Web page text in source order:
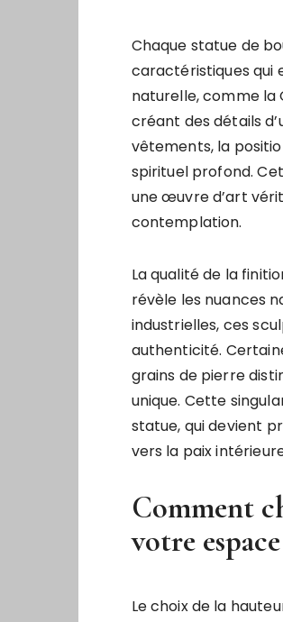
Chaque statue de
caractéristiques qui
naturelle, comme la
créant des détails
vêtements, la
spirituel profond.
une œuvre d’art
contemplation.
La qualité de la
révèle les nuances
industrielles, ces
authenticité.
grains de pierre
unique. Cette
statue, qui devient
vers la paix
Comment
votre
Le choix de la